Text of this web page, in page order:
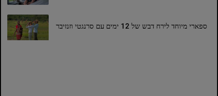
ספארי מיוחד לירח דבש של 12 ימים עם סרנגטי וזנזיבר